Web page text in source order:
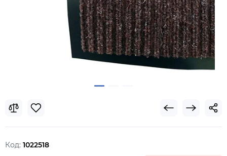
Код: 1022518